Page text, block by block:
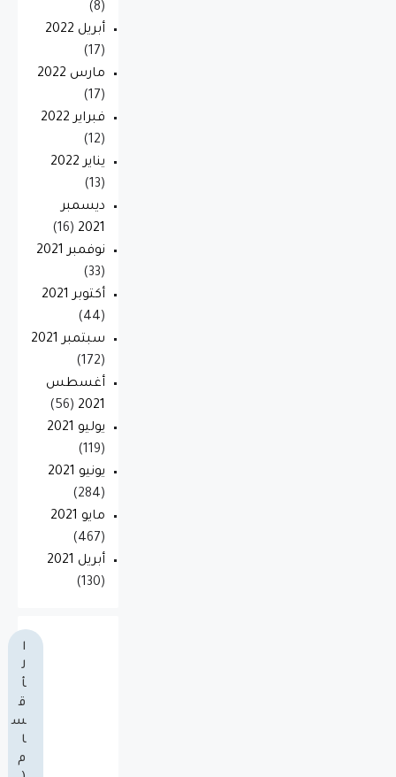
(8)
أبريل 2022
(17)
مارس 2022
(17)
فبراير 2022
(12)
يناير 2022
(13)
ديسمبر
2021
(16)
نوفمبر 2021
(33)
أكتوبر 2021
(44)
سبتمبر 2021
(172)
أغسطس
2021
(56)
يوليو 2021
(119)
يونيو 2021
(284)
مايو 2021
(467)
أبريل 2021
(130)
ا
ل
أ
ق
س
ا
م